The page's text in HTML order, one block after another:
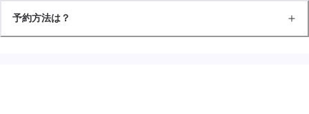
予約方法は？